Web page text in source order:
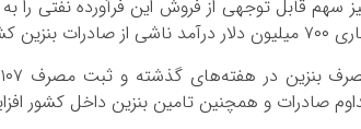
سهم قابل توجهی از فروش این فرآورده نفتی
صادرات و همچنین تامین بنزین داخل کشور